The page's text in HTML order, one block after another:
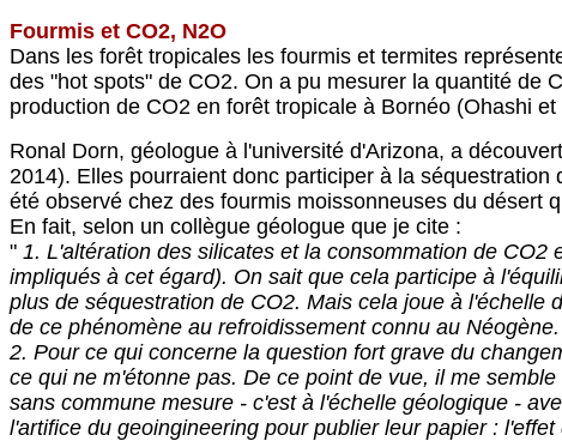
Fourmis et CO2, N2O
Dans les forêt tropicales les fourmis et termites
des "hot spots" de CO2. On a pu mesurer la quantité de
production de CO2 en forêt tropicale à Bornéo (Ohashi et
Ronal Dorn, géologue à l'université d'Arizona, a
2014). Elles pourraient donc participer à la
été observé chez des fourmis moissonneuses du désert
En fait, selon un collègue géologue que je cite :
" 1. L'altération des silicates et la consommation de
impliqués à cet égard). On sait que cela participe à
plus de séquestration de CO2. Mais cela joue à
de ce phénomène au refroidissement connu au Néogène.
2. Pour ce qui concerne la question fort grave du
ce qui ne m'étonne pas. De ce point de vue, il me
sans commune mesure - c'est à l'échelle géologique -
l'artifice du geoingineering pour publier leur papier :